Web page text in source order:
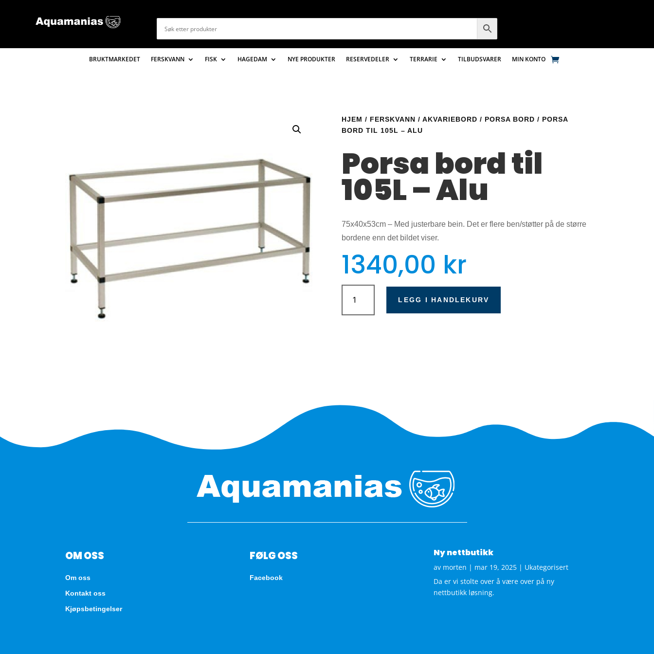
BRUKTMARKEDET FERSKVANN FISK HAGEDAM NYE PRODUKTER RESERVEDELER TERRARIE TILBUDSVARER MIN KONTO
HJEM / FERSKVANN / AKVARIEBORD / PORSA BORD / PORSA
BORD TIL 105L – ALU
Porsa bord til
105L – Alu
75x40x53cm – Med justerbare bein. Det er flere ben/støtter på de større
bordene enn det bildet viser.
1340,00 kr
Porsa
bord
til
LEGG I HANDLEKURV
OM OSS
Om oss
Kontakt oss
Kjøpsbetingelser
FØLG OSS
Facebook
Ny nettbutikk
av morten | mar 19, 2025| Ukategorisert
Da er vi stolte over å være over på ny
nettbutikk løsning.